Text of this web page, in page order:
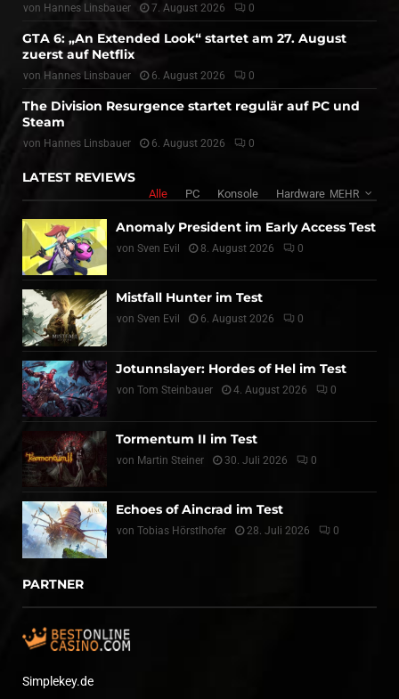
von Hannes Linsbauer 7. August 2026 0
GTA 6: „An Extended Look“ startet am 27. August
zuerst auf Netflix
von Hannes Linsbauer 6. August 2026 0
The Division Resurgence startet regulär auf PC und
Steam
von Hannes Linsbauer 6. August 2026 0
LATEST REVIEWS
Alle PC Konsole Hardware MEHR
Anomaly President im Early Access Test
von Sven Evil 8. August 2026 0
Mistfall Hunter im Test
von Sven Evil 6. August 2026 0
Jotunnslayer: Hordes of Hel im Test
von Tom Steinbauer 4. August 2026 0
Tormentum II im Test
von Martin Steiner 30. Juli 2026 0
Echoes of Aincrad im Test
von Tobias Hörstlhofer 28. Juli 2026 0
PARTNER
Simplekey.de